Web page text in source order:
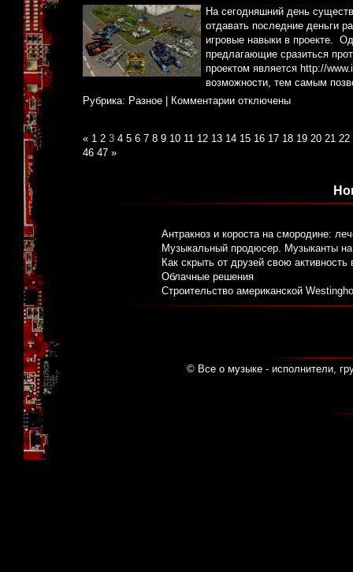
На сегодняшний день
отдавать последние деньги
игровые навыки в проекте.
предлагающие сразиться
проектом является http://
возможности, тем самым
Рубрика: Разное Комментарии отключены
« 1 2 3 4 5 6 7 8 9 10 11 12 13 14 15 16 17 18 19 20 21 22
46 47 »
Антракноз и короста на смородине:
Музыкальный продюсер. Музыканты на
Как скрыть от друзей свою активность
Облачные решения
Строительство американской
© Все о музыке - исполнители,